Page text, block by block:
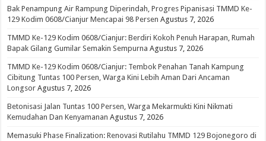
Bak Penampung Air Rampung Diperindah, Progres Pipanisasi TMMD Ke-
129 Kodim 0608/Cianjur Mencapai 98 Persen Agustus 7, 2026
TMMD Ke-129 Kodim 0608/Cianjur: Berdiri Kokoh Penuh Harapan, Rumah
Bapak Gilang Gumilar Semakin Sempurna Agustus 7, 2026
TMMD Ke-129 Kodim 0608/Cianjur: Tembok Penahan Tanah Kampung
Cibitung Tuntas 100 Persen, Warga Kini Lebih Aman Dari Ancaman
Longsor Agustus 7, 2026
Betonisasi Jalan Tuntas 100 Persen, Warga Mekarmukti Kini Nikmati
Kemudahan Dan Kenyamanan Agustus 7, 2026
Memasuki Phase Finalization: Renovasi Rutilahu TMMD 129 Bojonegoro di